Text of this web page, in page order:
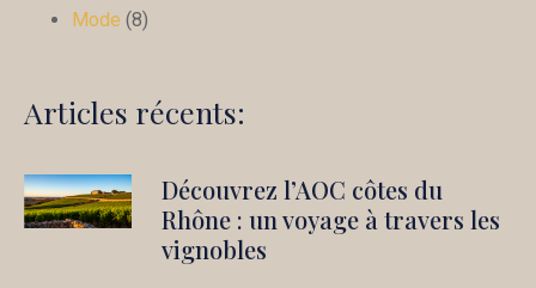
Mode (8)
Articles récents:
Découvrez l’AOC côtes du
Rhône : un voyage à travers les
vignobles